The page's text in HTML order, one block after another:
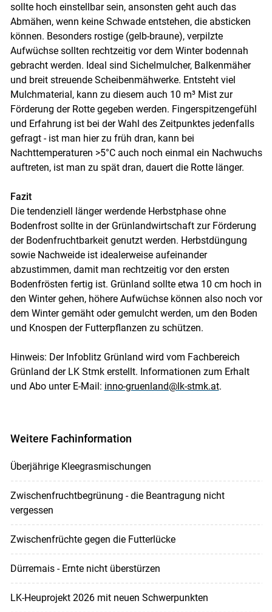
sollte hoch einstellbar sein, ansonsten geht auch das
Abmähen, wenn keine Schwade entstehen, die absticken
können. Besonders rostige (gelb-braune), verpilzte
Aufwüchse sollten rechtzeitig vor dem Winter bodennah
gebracht werden. Ideal sind Sichelmulcher, Balkenmäher
und breit streuende Scheibenmähwerke. Entsteht viel
Mulchmaterial, kann zu diesem auch 10 m³ Mist zur
Förderung der Rotte gegeben werden. Fingerspitzengefühl
und Erfahrung ist bei der Wahl des Zeitpunktes jedenfalls
gefragt - ist man hier zu früh dran, kann bei
Nachttemperaturen >5°C auch noch einmal ein Nachwuchs
auftreten, ist man zu spät dran, dauert die Rotte länger.
Fazit
Die tendenziell länger werdende Herbstphase ohne
Bodenfrost sollte in der Grünlandwirtschaft zur Förderung
der Bodenfruchtbarkeit genutzt werden. Herbstdüngung
sowie Nachweide ist idealerweise aufeinander
abzustimmen, damit man rechtzeitig vor den ersten
Bodenfrösten fertig ist. Grünland sollte etwa 10 cm hoch in
den Winter gehen, höhere Aufwüchse können also noch vor
dem Winter gemäht oder gemulcht werden, um den Boden
und Knospen der Futterpflanzen zu schützen.
Hinweis: Der Infoblitz Grünland wird vom Fachbereich
Grünland der LK Stmk erstellt. Informationen zum Erhalt
und Abo unter E-Mail: inno-gruenland@lk-stmk.at.
Weitere Fachinformation
Überjährige Kleegrasmischungen
Zwischenfruchtbegrünung - die Beantragung nicht
vergessen
Zwischenfrüchte gegen die Futterlücke
Dürremais - Ernte nicht überstürzen
LK-Heuprojekt 2026 mit neuen Schwerpunkten